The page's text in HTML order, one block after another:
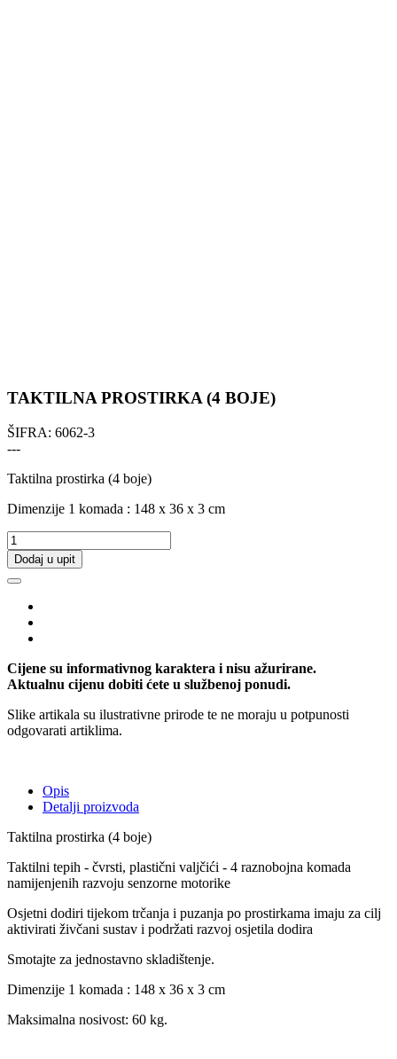
TAKTILNA PROSTIRKA (4 BOJE)
ŠIFRA: 6062-3
---
Taktilna prostirka (4 boje)
Dimenzije 1 komada : 148 x 36 x 3 cm
Dodaj u upit
Cijene su informativnog karaktera i nisu ažurirane.
Aktualnu cijenu dobiti ćete u službenoj ponudi.
Slike artikala su ilustrativne prirode te ne moraju u potpunosti
odgovarati artiklima.
Opis
Detalji proizvoda
Taktilna prostirka (4 boje)
Taktilni tepih - čvrsti, plastični valjčići - 4 raznobojna komada
namijenjenih razvoju senzorne motorike
Osjetni dodiri tijekom trčanja i puzanja po prostirkama imaju za cilj
aktivirati živčani sustav i podržati razvoj osjetila dodira
Smotajte za jednostavno skladištenje.
Dimenzije 1 komada : 148 x 36 x 3 cm
Maksimalna nosivost: 60 kg.